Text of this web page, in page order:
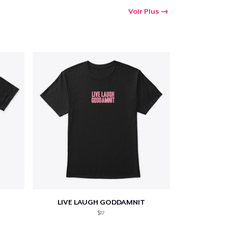
Voir Plus
LIVE LAUGH GODDAMNIT
$17